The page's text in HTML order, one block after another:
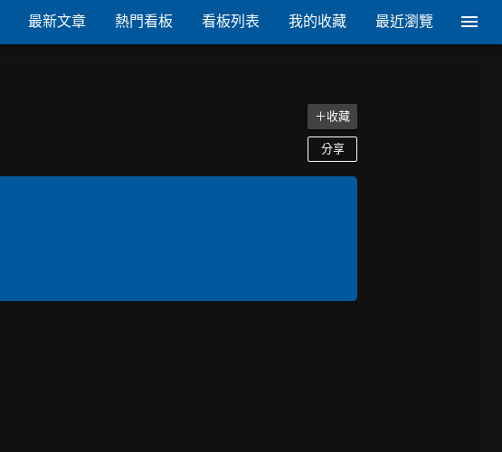
最新文章 熱門看板 看板列表 我的收藏 最近瀏覽
＋收藏
分享